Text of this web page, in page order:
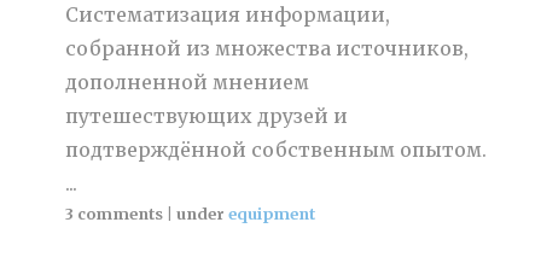
Систематизация информации,
собранной из множества источников,
дополненной мнением
путешествующих друзей и
подтверждённой собственным опытом.
...
3 comments |underequipment